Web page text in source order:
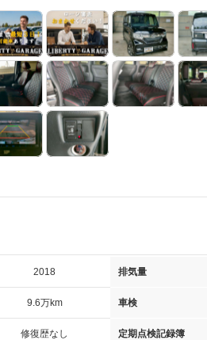
2018 排気量
9.6万km 車検
修復歴なし 定期点検記録簿